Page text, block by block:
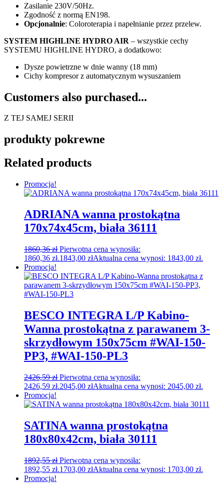
Zasilanie 230V/50Hz.
Zgodność z normą EN198.
Opcjonalnie: Coloroterapia i napełnianie przez przelew.
SYSTEM HIGHLINE HYDRO AIR – wszystkie cechy
SYSTEMU HIGHLINE HYDRO, a dodatkowo:
Dysze powietrzne w dnie wanny (18 mm)
Cichy kompresor z automatycznym wysuszaniem
Customers also purchased...
Z TEJ SAMEJ SERII
produkty pokrewne
Related products
Promocja!
ADRIANA wanna prostokątna
170x74x45cm, biała 36111
1860,36zł Pierwotna cena wynosiła:
1860,36 zł.1843,00 złAktualna cena wynosi: 1843,00 zł.
Promocja!
BESCO INTEGRA L/P Kabino-
Wanna prostokątna z parawanem 3-
skrzydłowym 150x75cm #WAI-150-
PP3, #WAI-150-PL3
2426,59zł Pierwotna cena wynosiła:
2426,59 zł.2045,00 złAktualna cena wynosi: 2045,00 zł.
Promocja!
SATINA wanna prostokątna
180x80x42cm, biała 30111
1892,55zł Pierwotna cena wynosiła:
1892,55 zł.1703,00 złAktualna cena wynosi: 1703,00 zł.
Promocja!